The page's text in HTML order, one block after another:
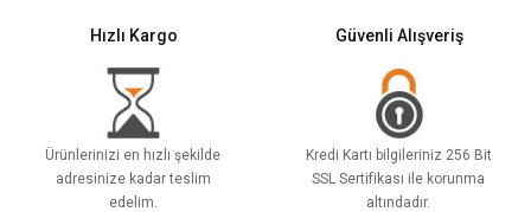
Hızlı Kargo
Ürünlerinizi en hızlı şekilde
adresinize kadar teslim
edelim.
Güvenli Alışveriş
Kredi Kartı bilgileriniz 256 Bit
SSL Sertifikası ile korunma
altındadır.